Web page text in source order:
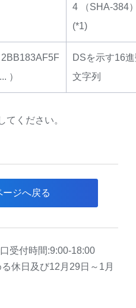
4 （SHA-384
(*1)
2BB183AF5F
）
DSを示す16
文字列
てください。
ジへ戻る
受付時間:9:00-18:00
休日及び12月29日～1月